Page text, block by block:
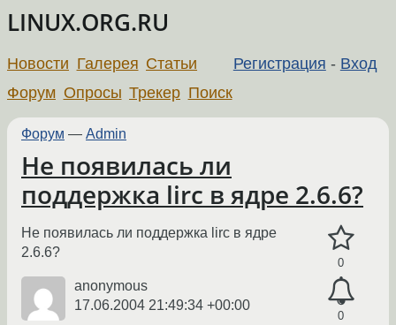
LINUX.ORG.RU
Регистрация - Вход
Новости Галерея Статьи
Форум Опросы Трекер Поиск
Форум — Admin
Не появилась ли
поддержка lirc в ядре 2.6.6?
0
0
Не появилась ли поддержка lirc в ядре
2.6.6?
anonymous
17.06.2004 21:49:34 +00:00